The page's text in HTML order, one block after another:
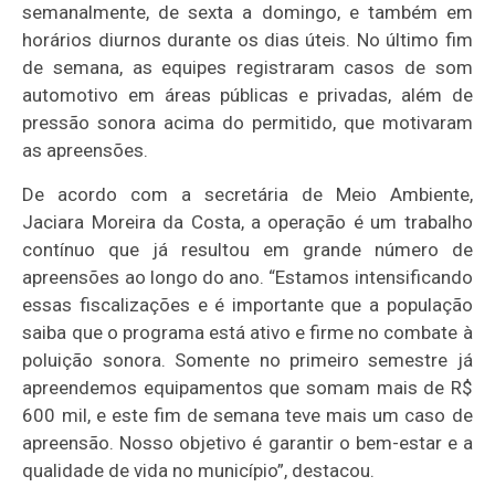
semanalmente, de sexta a domingo, e também em
horários diurnos durante os dias úteis. No último fim
de semana, as equipes registraram casos de som
automotivo em áreas públicas e privadas, além de
pressão sonora acima do permitido, que motivaram
as apreensões.
De acordo com a secretária de Meio Ambiente,
Jaciara Moreira da Costa, a operação é um trabalho
contínuo que já resultou em grande número de
apreensões ao longo do ano. “Estamos intensificando
essas fiscalizações e é importante que a população
saiba que o programa está ativo e firme no combate à
poluição sonora. Somente no primeiro semestre já
apreendemos equipamentos que somam mais de R$
600 mil, e este fim de semana teve mais um caso de
apreensão. Nosso objetivo é garantir o bem-estar e a
qualidade de vida no município”, destacou.